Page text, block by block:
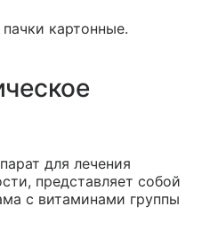
картонные.
для лечения
представляет собой
с витаминами группы